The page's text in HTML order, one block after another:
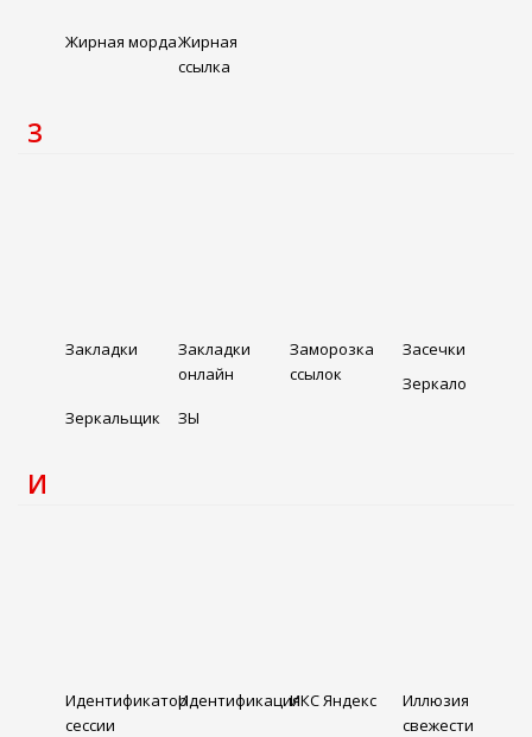
Жирная мордаЖирная
ссылка
З
Закладки
Закладки
онлайн
Заморозка
ссылок
Засечки
Зеркало
Зеркальщик
ЗЫ
И
Идентификатор
сессии
ИдентификацияИКС Яндекс
Иллюзия
свежести